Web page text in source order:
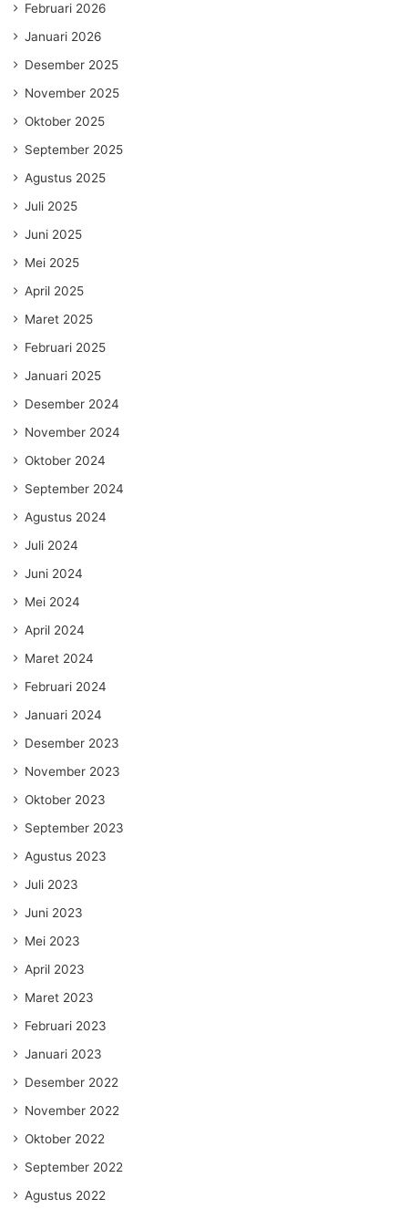
Februari 2026
Januari 2026
Desember 2025
November 2025
Oktober 2025
September 2025
Agustus 2025
Juli 2025
Juni 2025
Mei 2025
April 2025
Maret 2025
Februari 2025
Januari 2025
Desember 2024
November 2024
Oktober 2024
September 2024
Agustus 2024
Juli 2024
Juni 2024
Mei 2024
April 2024
Maret 2024
Februari 2024
Januari 2024
Desember 2023
November 2023
Oktober 2023
September 2023
Agustus 2023
Juli 2023
Juni 2023
Mei 2023
April 2023
Maret 2023
Februari 2023
Januari 2023
Desember 2022
November 2022
Oktober 2022
September 2022
Agustus 2022